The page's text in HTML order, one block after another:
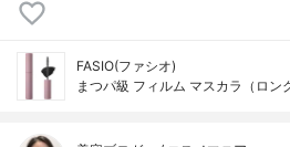
FASIO(ファシオ)
まつパ級 フィルム マスカラ（ロン